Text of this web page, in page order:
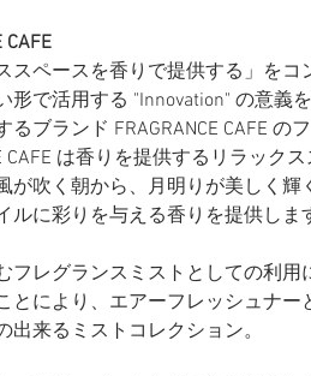
CAFE
スペースを香りで提供する」を
形で活用する "Innovation" の意義
るブランド FRAGRANCE CAFE の
CAFE は香りを提供するリラック
が吹く朝から、月明りが美しく
ルに彩りを与える香りを提供しま
フレグランスミストとしての利用
とにより、エアーフレッシュナ
出来るミストコレクション。